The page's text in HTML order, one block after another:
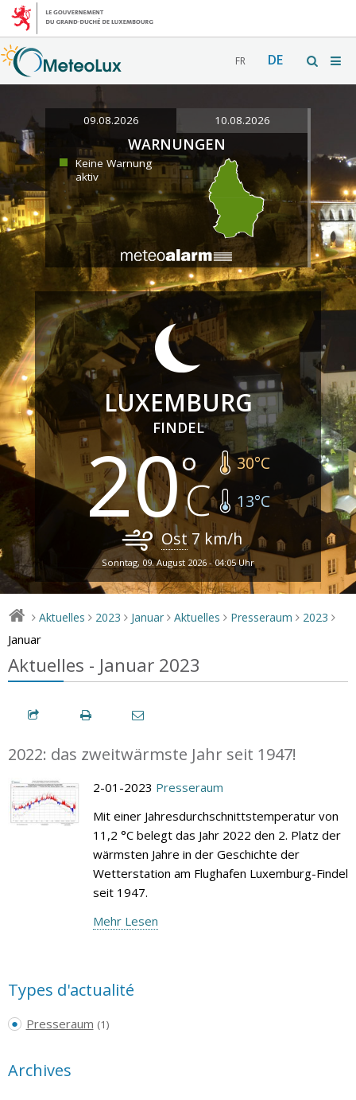
FR DE
09.08.2026 10.08.2026
WARNUNGEN
Keine Warnung
aktiv
LUXEMBURG
FINDEL
20 30°C
13°C
Ost7 km/h
Sonntag, 09. August 2026 - 04:05 Uhr
> Aktuelles > 2023 > Januar > Aktuelles > Presseraum > 2023 >
Januar
Aktuelles - Januar 2023
2022: das zweitwärmste Jahr seit 1947!
2-01-2023 Presseraum
Mit einer Jahresdurchschnittstemperatur von
11,2 °C belegt das Jahr 2022 den 2. Platz der
wärmsten Jahre in der Geschichte der
Wetterstation am Flughafen Luxemburg-Findel
seit 1947.
Mehr Lesen
Types d'actualité
Presseraum (1)
Archives